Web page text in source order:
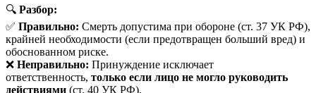
🔍 Разбор:
✅ Правильно: Смерть допустима при обороне (ст. 37 УК РФ),
крайней необходимости (если предотвращен больший вред) и
обоснованном риске.
❌ Неправильно: Принуждение исключает
ответственность, только если лицо не могло руководить
действиями (ст. 40 УК РФ).